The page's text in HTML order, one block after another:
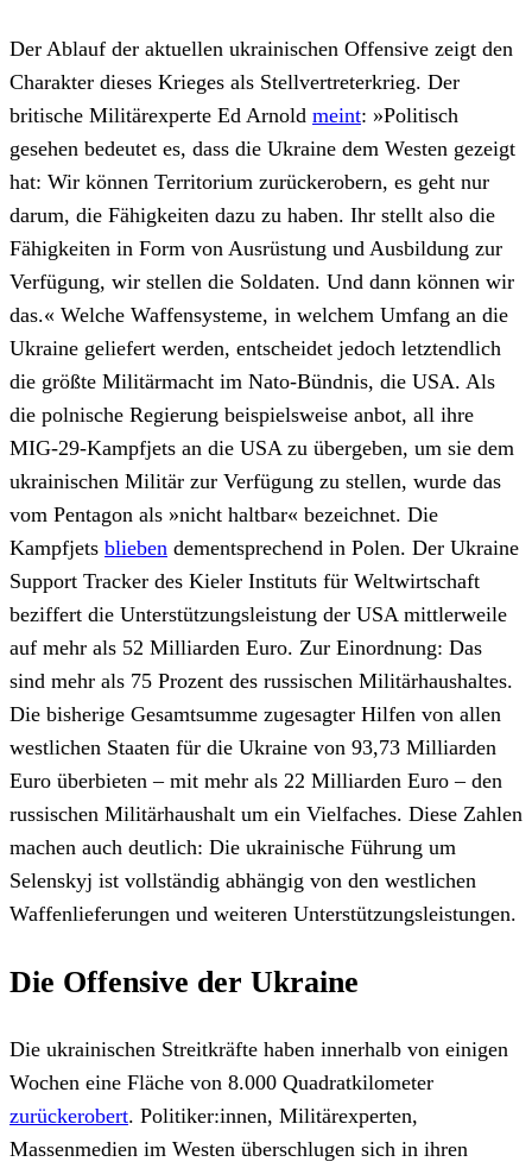
Der Ablauf der aktuellen ukrainischen Offensive zeigt den
Charakter dieses Krieges als Stellvertreterkrieg. Der
britische Militärexperte Ed Arnold meint: »Politisch
gesehen bedeutet es, dass die Ukraine dem Westen gezeigt
hat: Wir können Territorium zurückerobern, es geht nur
darum, die Fähigkeiten dazu zu haben. Ihr stellt also die
Fähigkeiten in Form von Ausrüstung und Ausbildung zur
Verfügung, wir stellen die Soldaten. Und dann können wir
das.« Welche Waffensysteme, in welchem Umfang an die
Ukraine geliefert werden, entscheidet jedoch letztendlich
die größte Militärmacht im Nato-Bündnis, die USA. Als
die polnische Regierung beispielsweise anbot, all ihre
MIG-29-Kampfjets an die USA zu übergeben, um sie dem
ukrainischen Militär zur Verfügung zu stellen, wurde das
vom Pentagon als »nicht haltbar« bezeichnet. Die
Kampfjets blieben dementsprechend in Polen. Der Ukraine
Support Tracker des Kieler Instituts für Weltwirtschaft
beziffert die Unterstützungsleistung der USA mittlerweile
auf mehr als 52 Milliarden Euro. Zur Einordnung: Das
sind mehr als 75 Prozent des russischen Militärhaushaltes.
Die bisherige Gesamtsumme zugesagter Hilfen von allen
westlichen Staaten für die Ukraine von 93,73 Milliarden
Euro überbieten – mit mehr als 22 Milliarden Euro – den
russischen Militärhaushalt um ein Vielfaches. Diese Zahlen
machen auch deutlich: Die ukrainische Führung um
Selenskyj ist vollständig abhängig von den westlichen
Waffenlieferungen und weiteren Unterstützungsleistungen.
Die Offensive der Ukraine
Die ukrainischen Streitkräfte haben innerhalb von einigen
Wochen eine Fläche von 8.000 Quadratkilometer
zurückerobert. Politiker:innen, Militärexperten,
Massenmedien im Westen überschlugen sich in ihren